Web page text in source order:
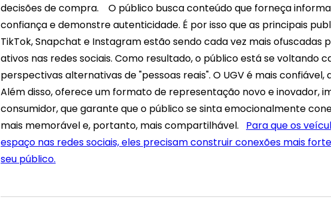
decisões de compra.
O público busca conteúdo que forneça
confiança e demonstre autenticidade. É por isso que as principais
TikTok, Snapchat e Instagram estão sendo cada vez mais ofuscadas
ativos nas redes sociais. Como resultado, o público está se voltando
perspectivas alternativas de "pessoas reais". O UGV é mais
Além disso, oferece um formato de representação novo e inovador,
consumidor, que garante que o público se sinta emocionalmente
mais memorável e, portanto, mais compartilhável.
Para que os
espaço nas redes sociais, eles precisam construir conexões mais
seu público.